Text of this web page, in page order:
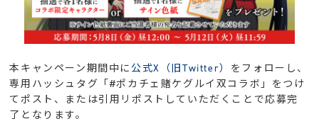
本キャンペーン期間中に 公式X（旧Twitter） をフォローし、
専用ハッシュタグ「#ポカチェ賭ケグルイ双コラボ」をつけ
てポスト、または引用リポストしていただくことで応募完
了となります。